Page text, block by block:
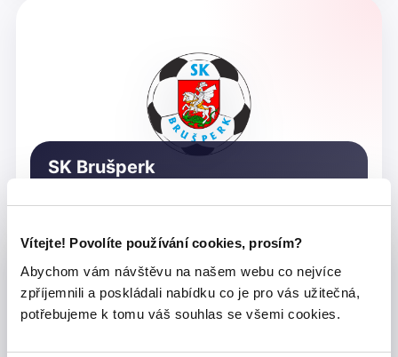
Vítejte! Povolíte používání cookies, prosím?
Abychom vám návštěvu na našem webu co nejvíce
zpříjemnili a poskládali nabídku co je pro vás užitečná,
potřebujeme k tomu váš souhlas se všemi cookies.
SK Brušperk